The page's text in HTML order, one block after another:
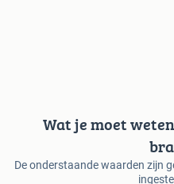
Wat je moet
De onderstaande waarden zijn